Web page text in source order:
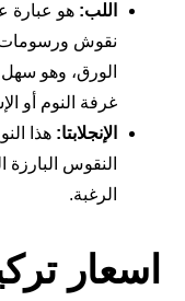
اللب: هو عبارة
نقوش
الورق، وهو
غرفة النوم أو
الإنجلابتا: هذا
النقوس
الرغبة.
اسعار